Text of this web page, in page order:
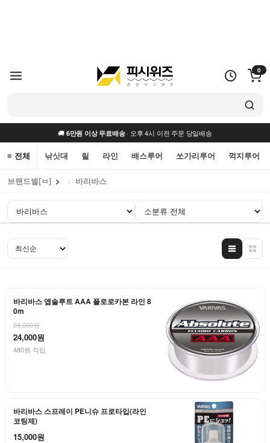
0
🚚 6만원 이상 무료배송· 오후 4시 이전 주문 당일배송
≡ 전체 낚싯대 릴 라인 배스루어 쏘가리루어 꺽지루어
브랜드별[ㅂ] 바리바스
바리바스 앱솔루트 AAA 플로로카본 라인 8
0m
24,000원
24,000원
480원 적립
바리바스 스프레이 PE니슈 프로타입(라인
코팅제)
15,000원